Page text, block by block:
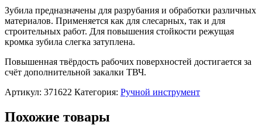
Зубила предназначены для разрубания и обработки различных
материалов. Применяется как для слесарных, так и для
строительных работ. Для повышения стойкости режущая
кромка зубила слегка затуплена.
Повышенная твёрдость рабочих поверхностей достигается за
счёт дополнительной закалки ТВЧ.
Артикул: 371622 Категория: Ручной инструмент
Похожие товары